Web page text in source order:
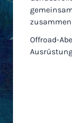
Offroad-